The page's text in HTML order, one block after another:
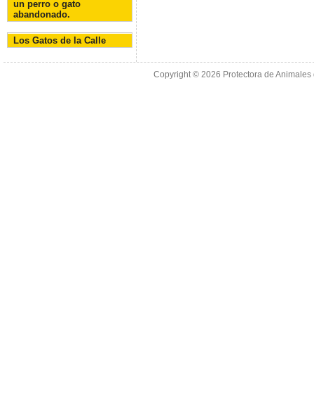
un perro o gato
abandonado.
Los Gatos de la Calle
Copyright © 2026 Protectora de Animales